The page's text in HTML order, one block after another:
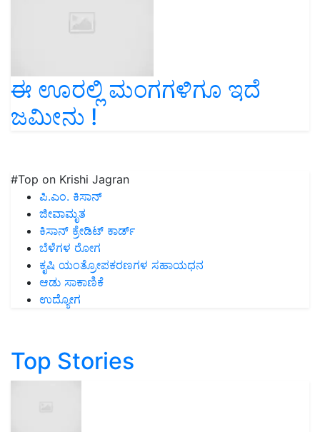
ಈ ಊರಲ್ಲಿ ಮಂಗಗಳಿಗೂ ಇದೆ
ಜಮೀನು !
#Top on Krishi Jagran
ಪಿ.ಎಂ. ಕಿಸಾನ್
ಜೀವಾಮೃತ
ಕಿಸಾನ್ ಕ್ರೇಡಿಟ್ ಕಾರ್ಡ್
ಬೆಳೆಗಳ ರೋಗ
ಕೃಷಿ ಯಂತ್ರೋಪಕರಣಗಳ ಸಹಾಯಧನ
ಆಡು ಸಾಕಾಣಿಕೆ
ಉದ್ಯೋಗ
Top Stories